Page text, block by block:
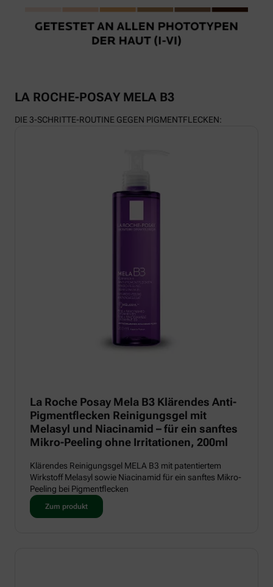
LA ROCHE-POSAY MELA B3
DIE 3-SCHRITTE-ROUTINE GEGEN PIGMENTFLECKEN:
La Roche Posay Mela B3 Klärendes Anti-
Pigmentflecken Reinigungsgel mit
Melasyl und Niacinamid – für ein sanftes
Mikro-Peeling ohne Irritationen, 200ml
Klärendes Reinigungsgel MELA B3 mit patentiertem
Wirkstoff Melasyl sowie Niacinamid für ein sanftes Mikro-
Peeling bei Pigmentflecken
Zum produkt